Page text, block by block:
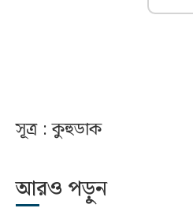
সূত্র : কুহুডাক
আরও পড়ুন